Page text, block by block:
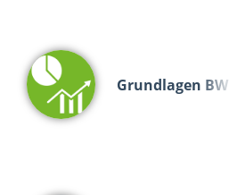
Grundlagen BWL